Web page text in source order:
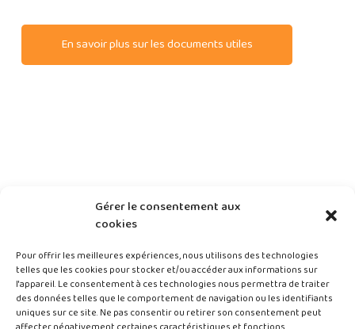
Gérer le consentement aux
cookies
Pour offrir les meilleures expériences, nous utilisons des technologies
telles que les cookies pour stocker et/ou accéder aux informations sur
l'appareil. Le consentement à ces technologies nous permettra de traiter
des données telles que le comportement de navigation ou les identifiants
uniques sur ce site. Ne pas consentir ou retirer son consentement peut
En savoir plus sur les documents utiles